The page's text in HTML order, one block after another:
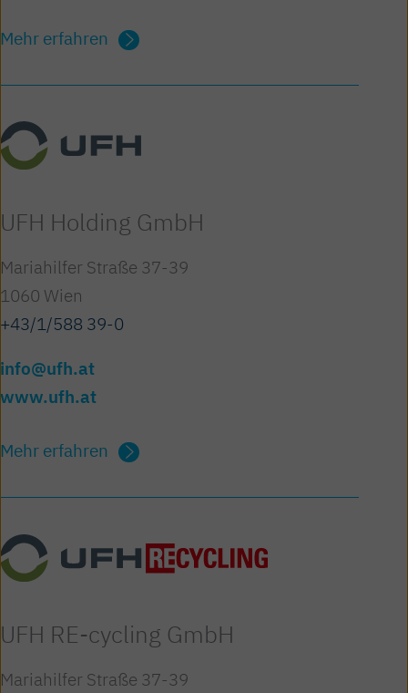
Mehr erfahren
UFH Holding GmbH
Mariahilfer Straße 37-39
1060 Wien
+43/1/588 39-0
info@ufh.at
www.ufh.at
Mehr erfahren
UFH RE-cycling GmbH
Mariahilfer Straße 37-39